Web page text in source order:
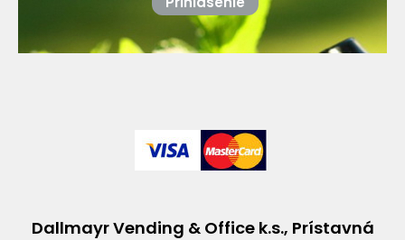
Dallmayr Vending & Office k.s., Prístavná